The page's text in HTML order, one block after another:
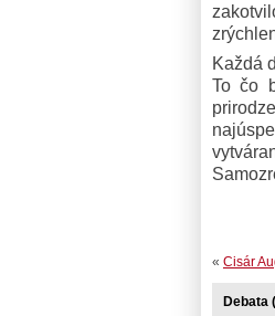
Každá
To čo
« Cisár
Debata